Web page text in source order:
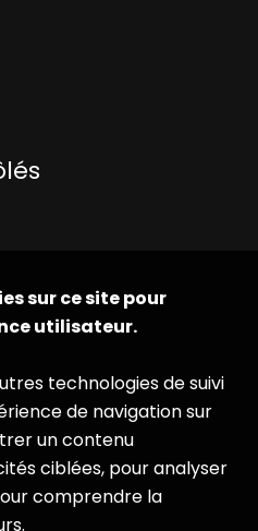
sur ce site pour
utilisateur.
technologies de suivi
de navigation sur
un contenu
ciblées, pour analyser
comprendre la